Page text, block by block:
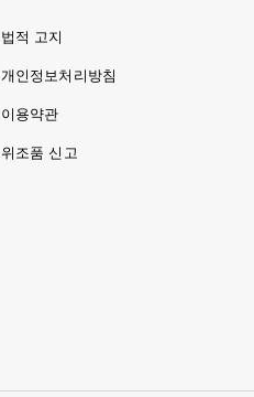
법적 고지
개인정보처리방침
이용약관
위조품 신고